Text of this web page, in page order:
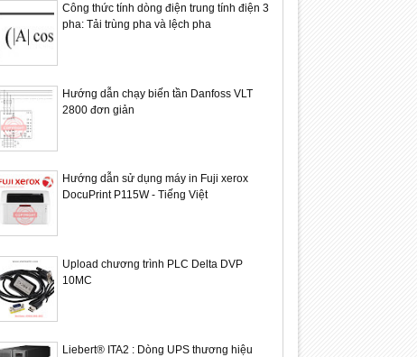
& OR
Công thức tính dòng điện trung tính điện 3
pha: Tải trùng pha và lệch pha
Hướng dẫn chạy biến tần Danfoss VLT
2800 đơn giản
Hướng dẫn sử dụng máy in Fuji xerox
DocuPrint P115W - Tiếng Việt
Upload chương trình PLC Delta DVP
10MC
Liebert® ITA2 : Dòng UPS thương hiệu